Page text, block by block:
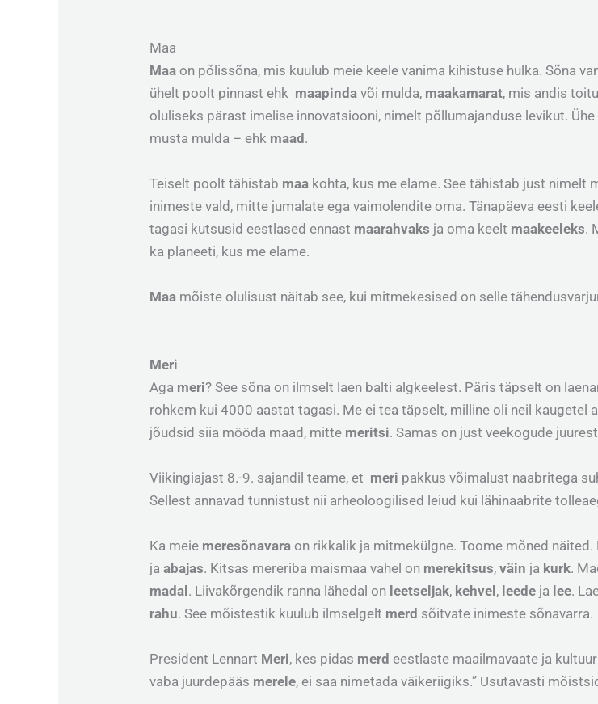
Maa
Maaon põlissõna, mis kuulub meie keele vanima kihistuse hulka. Sõna
ühelt poolt pinnast ehk maapindavõi mulda, maakamarat, mis andis
oluliseks pärast imelise innovatsiooni, nimelt põllumajanduse levikut.
musta mulda – ehk maad.
Teiselt poolt tähistab maa kohta, kus me elame. See tähistab just nimelt
inimeste vald, mitte jumalate ega vaimolendite oma. Tänapäeva eesti
tagasi kutsusid eestlased ennast maarahvaks ja oma keelt maakeeleks.
ka planeeti, kus me elame.
Maa mõiste olulisust näitab see, kui mitmekesised on selle
Meri
Aga meri? See sõna on ilmselt laen balti algkeelest. Päris täpselt on
rohkem kui 4000 aastat tagasi. Me ei tea täpselt, milline oli neil kaugetel
jõudsid siia mööda maad, mitte meritsi. Samas on just veekogude
Viikingiajast 8.-9. sajandil teame, et meri pakkus võimalust naabritega
Sellest annavad tunnistust nii arheoloogilised leiud kui lähinaabrite
Ka meie meresõnavaraon rikkalik ja mitmekülgne. Toome mõned
jaabajas. Kitsas mereriba maismaa vahel on merekitsus,väin ja kurk.
madal. Liivakõrgendik ranna lähedal on leetseljak, kehvel, leede ja lee.
rahu. See mõistestik kuulub ilmselgelt merd sõitvate inimeste sõnavarra.
President Lennart Meri, kes pidas merdeestlaste maailmavaate ja
vaba juurdepääs merele, ei saa nimetada väikeriigiks.” Usutavasti